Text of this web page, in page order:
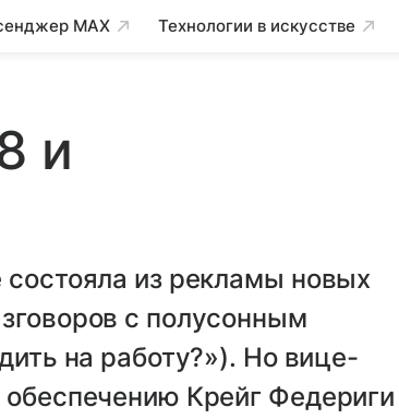
MAX Технологии в искусстве
и
из рекламы новых
с полусонным
на работу?»). Но вице-
Крейг Федериги